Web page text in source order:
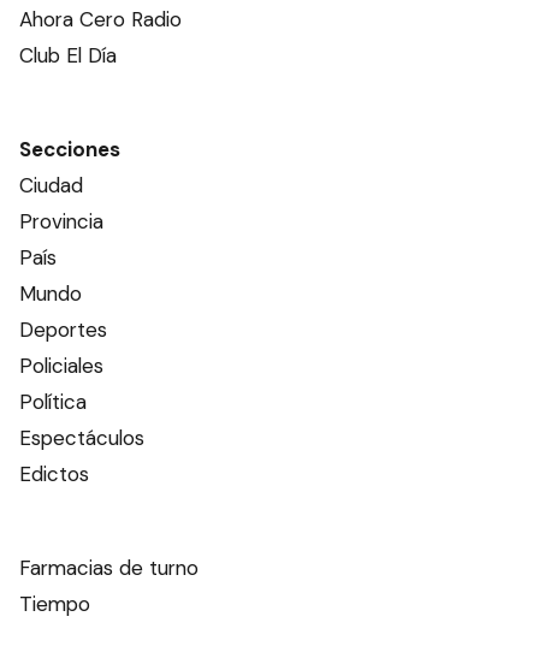
Ahora Cero Radio
Club El Día
Secciones
Ciudad
Provincia
País
Mundo
Deportes
Policiales
Política
Espectáculos
Edictos
Farmacias de turno
Tiempo